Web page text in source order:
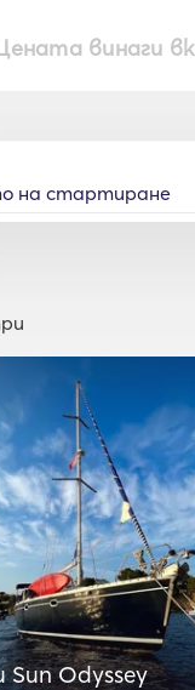
Цената винаги
Sun Odyssey